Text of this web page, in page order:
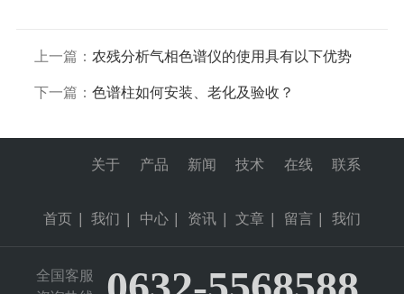
上一篇： 农残分析气相色谱仪的使用具有以下优势
下一篇： 色谱柱如何安装、老化及验收？
首页
关于
我们
产品
中心
新闻
资讯
技术
文章
在线
留言
联系
我们
全国客服